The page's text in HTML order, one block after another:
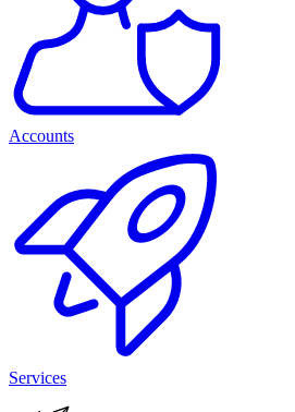
Accounts
Services